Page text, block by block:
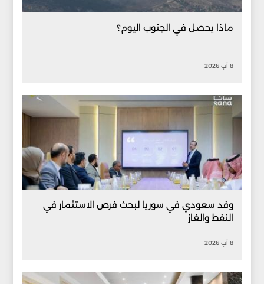
ماذا يحصل في الجنوب اليوم؟
8 آب 2026
وفد سعودي في سوريا لبحث فرص الاستثمار في
النفط والغاز
8 آب 2026